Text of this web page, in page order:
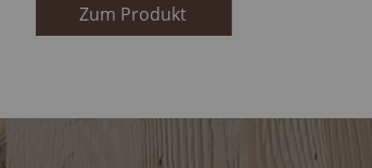
Zum Produkt